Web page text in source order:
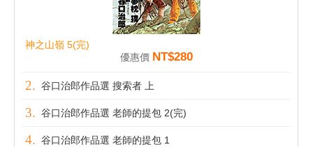
神之山嶺 5(完)
優惠價 NT$280
谷口治郎作品選 搜索者 上
谷口治郎作品選 老師的提包 2(完)
谷口治郎作品選 老師的提包 1